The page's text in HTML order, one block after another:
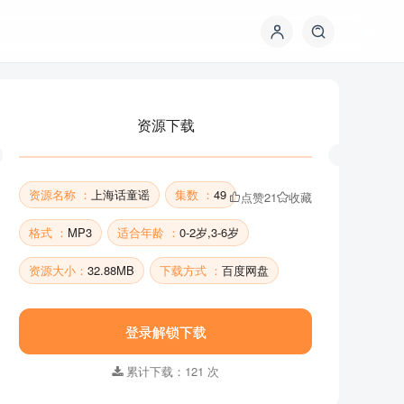
点赞21 收藏
资源下载
资源名称 ： 上海话童谣 集数 ： 49
格式 ： MP3 适合年龄 ： 0-2岁,3-6岁
资源大小： 32.88MB 下载方式 ： 百度网盘
登录解锁下载
累计下载：121 次
上海话童谣 集数 ：49